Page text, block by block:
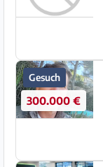
300.000 €
Gesuch